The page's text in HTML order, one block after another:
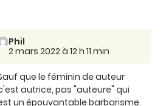
Phil
2 mars 2022 à 12 h 11 min
que le féminin de auteur
autrice, pas "auteure" qui
un épouvantable barbarisme.